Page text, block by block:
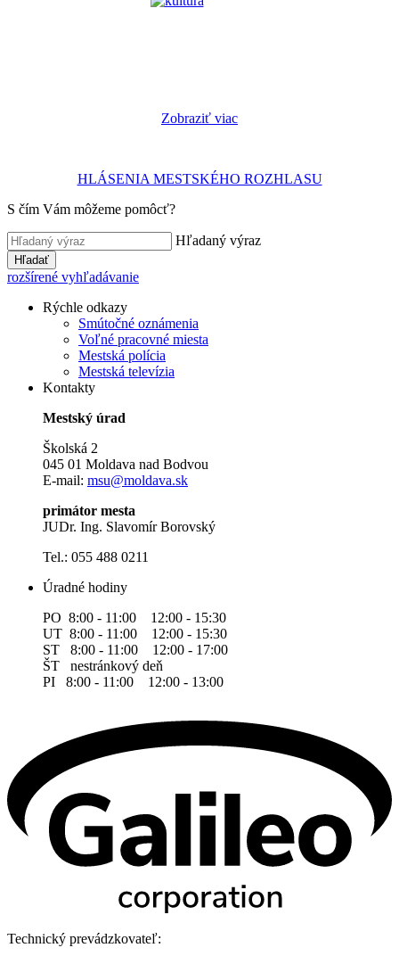
Zobraziť viac
HLÁSENIA MESTSKÉHO ROZHLASU
S čím Vám môžeme pomôcť?
Hľadaný výraz
Hľadať
rozšírené vyhľadávanie
Rýchle odkazy
Smútočné oznámenia
Voľné pracovné miesta
Mestská polícia
Mestská televízia
Kontakty
Mestský úrad
Školská 2
045 01 Moldava nad Bodvou
E-mail: msu@moldava.sk
primátor mesta
JUDr. Ing. Slavomír Borovský
Tel.: 055 488 0211
Úradné hodiny
PO 8:00 - 11:00 12:00 - 15:30
UT 8:00 - 11:00 12:00 - 15:30
ST 8:00 - 11:00 12:00 - 17:00
ŠT nestránkový deň
PI 8:00 - 11:00 12:00 - 13:00
Technický prevádzkovateľ: